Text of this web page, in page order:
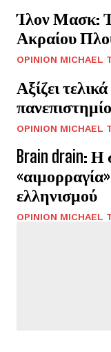
Ίλον Μασκ:
Ακραίου
OPINION MICHAEL
Αξίζει
OPINION MICHAEL
Brain drain:
ελληνισμού
OPINION MICHAEL